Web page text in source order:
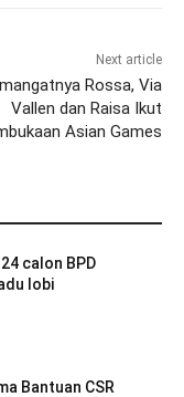
Next article
Rossa, Via
Vallen dan Raisa Ikut
Asian Games
calon BPD
lobi
Bantuan CSR